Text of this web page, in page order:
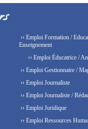
›› Emploi Formation /
Enseignement
›› Emploi Éducatrice /
›› Emploi Gestionnaire /
›› Emploi Journaliste
›› Emploi Journaliste /
›› Emploi Juridique
›› Emploi Ressources